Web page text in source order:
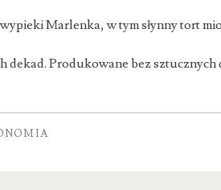
Marlenka, w tym słynny tort
dekad. Produkowane bez